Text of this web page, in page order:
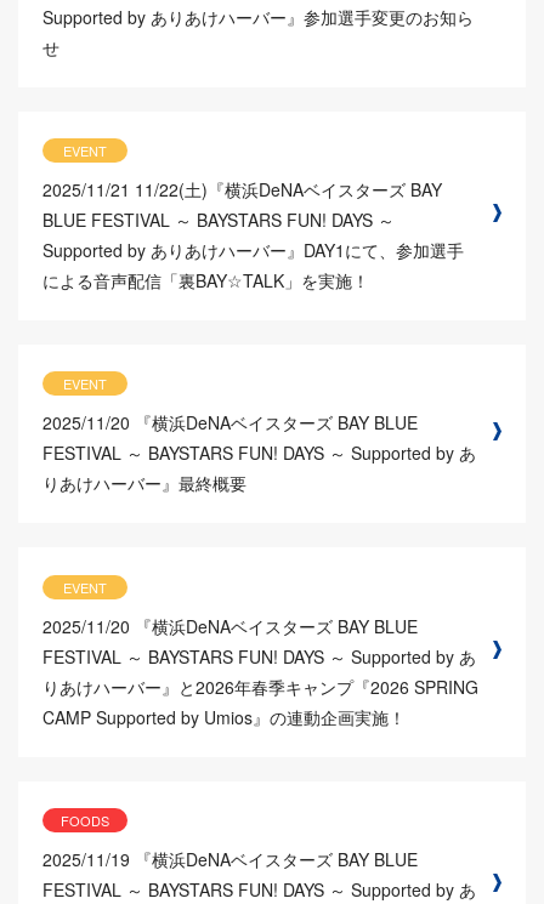
Supported by ありあけハーバー』参加選手変更のお知ら
せ
EVENT
2025/11/21 11/22(土)『横浜DeNAベイスターズ BAY
BLUE FESTIVAL ～ BAYSTARS FUN! DAYS ～
Supported by ありあけハーバー』DAY1にて、参加選手
による音声配信「裏BAY☆TALK」を実施！
EVENT
2025/11/20
『横浜DeNAベイスターズ BAY BLUE
FESTIVAL ～ BAYSTARS FUN! DAYS ～ Supported by あ
りあけハーバー』最終概要
EVENT
2025/11/20
『横浜DeNAベイスターズ BAY BLUE
FESTIVAL ～ BAYSTARS FUN! DAYS ～ Supported by あ
りあけハーバー』と2026年春季キャンプ『2026 SPRING
CAMP Supported by Umios』の連動企画実施！
FOODS
2025/11/19
『横浜DeNAベイスターズ BAY BLUE
FESTIVAL ～ BAYSTARS FUN! DAYS ～ Supported by あ